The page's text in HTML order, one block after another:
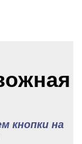
кнопки на